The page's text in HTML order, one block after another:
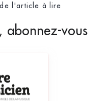
de l'article à lire
abonnez-vous